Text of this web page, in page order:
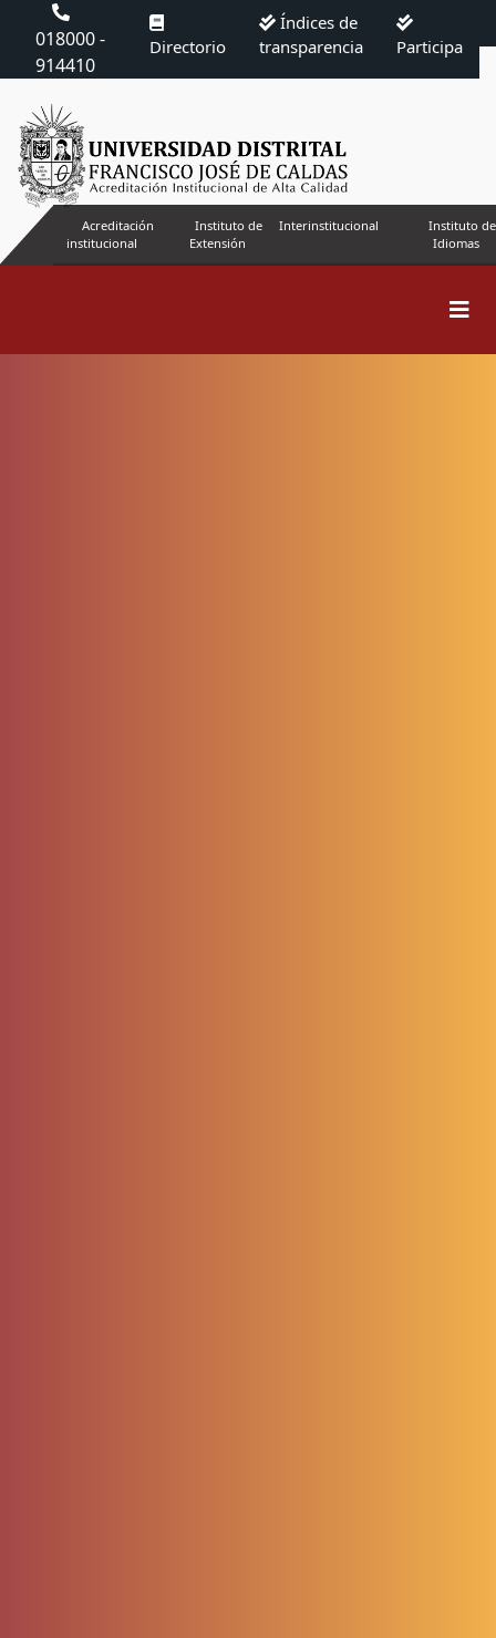
018000 -
914410
Directorio
Índices de
transparencia
Participa
Acreditación
institucional
Instituto de
Extensión
Interinstitucional
Instituto de
Idiomas